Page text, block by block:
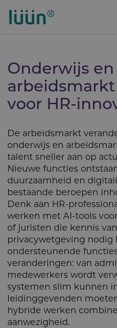
gaan
Onderwijs en
voor HR-
De arbeidsmarkt
onderwijs en
talent sneller aan op
Nieuwe functies
duurzaamheid en
bestaande beroepen
Denk aan HR-
werken met AI-tools
of juristen die kennis
privacywetgeving nodig
ondersteunende
veranderingen: van
medewerkers wordt
systemen slim kunnen
leidinggevenden
hybride werken
aanwezigheid.